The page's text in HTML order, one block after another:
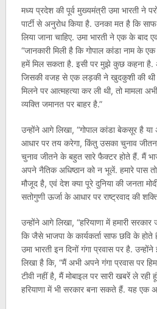
मध्य प्रदेश की पूर्व मुख्यमंत्री उमा भारती ने
पार्टी से अनुरोध किया है. उनका मत है कि
लिया जाना चाहिए. उमा भारती ने एक के
“जानकारी मिली है कि गोपाल कांडा नाम के
हमें मिल सकता है. इसी पर मुझे कुछ कहना है.
जिसकी वजह से एक लड़की ने खुदकुशी की थी
मिलने पर आत्महत्या कर ली थी, तो मामला
व्यक्ति जमानत पर बाहर है.”
उन्होंने आगे लिखा, “गोपाल कांडा बेकसूर है या
आधार पर तय करेगा, किंतु उसका चुनाव
चुनाव जीतने के बहुत सारे फैक्टर होते हैं. मैं
अपने नैतिक अधिष्ठान को न भूलें. हमारे पास
मौजूद है, एवं देश क्या पूरे दुनिया की जनता
सतोगुणी ऊर्जा के आधार पर राष्ट्रवाद की
उन्होंने आगे लिखा, “हरियाणा में हमारी
कि जैसे भाजपा के कार्यकर्ता साफ छवि के होते
उमा भारती इन दिनों गंगा प्रवास पर है.
लिखा है कि, “मैं अभी अपने गंगा प्रवास पर
टीवी नहीं है, मैं मोबाइल पर सारी खबरें ले रही
हरियाणा में भी सरकार बना सकते हैं. यह एक